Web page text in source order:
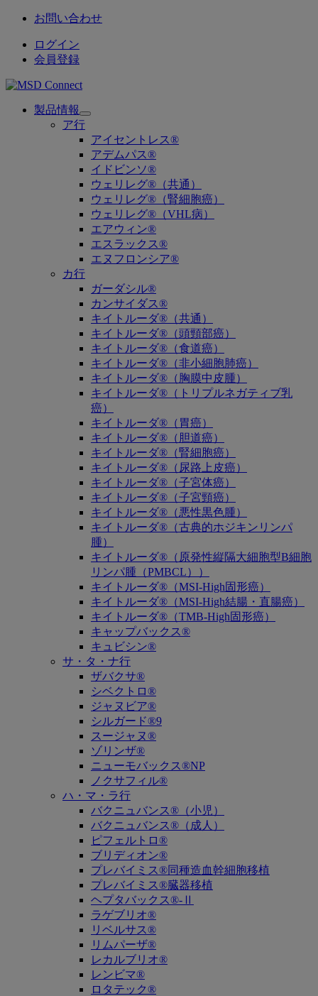
お問い合わせ
ログイン
会員登録
製品情報
Open
submenu
ア行
アイセントレス®
アデムパス®
イドビンソ®
ウェリレグ®（共通）
ウェリレグ®（腎細胞癌）
ウェリレグ®（VHL病）
エアウィン®
エスラックス®
エヌフロンシア®
カ行
ガーダシル®
カンサイダス®
キイトルーダ®（共通）
キイトルーダ®（頭頸部癌）
キイトルーダ®（食道癌）
キイトルーダ®（非小細胞肺癌）
キイトルーダ®（胸膜中皮腫）
キイトルーダ®（トリプルネガティブ乳
癌）
キイトルーダ®（胃癌）
キイトルーダ®（胆道癌）
キイトルーダ®（腎細胞癌）
キイトルーダ®（尿路上皮癌）
キイトルーダ®（子宮体癌）
キイトルーダ®（子宮頸癌）
キイトルーダ®（悪性黒色腫）
キイトルーダ®（古典的ホジキンリンパ
腫）
キイトルーダ®（原発性縦隔大細胞型B細胞
リンパ腫（PMBCL））
キイトルーダ®（MSI-High固形癌）
キイトルーダ®（MSI-High結腸・直腸癌）
キイトルーダ®（TMB-High固形癌）
キャップバックス®
キュビシン®
サ・タ・ナ行
ザバクサ®
シベクトロ®
ジャヌビア®
シルガード®9
スージャヌ®
ゾリンザ®
ニューモバックス®NP
ノクサフィル®
ハ・マ・ラ行
バクニュバンス®（小児）
バクニュバンス®（成人）
ピフェルトロ®
ブリディオン®
プレバイミス®同種造血幹細胞移植
プレバイミス®臓器移植
ヘプタバックス®-Ⅱ
ラゲブリオ®
リベルサス®
リムパーザ®
レカルブリオ®
レンビマ®
ロタテック®